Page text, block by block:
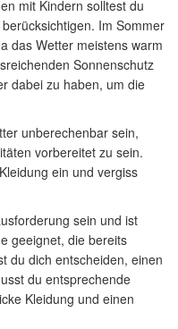
mit Kindern solltest du
Im Sommer
das Wetter meistens warm
Sonnenschutz
dabei zu haben, um die
unberechenbar sein,
vorbereitet zu sein.
ein und vergiss
sein und ist
geeignet, die bereits
du dich entscheiden, einen
du entsprechende
Kleidung und einen